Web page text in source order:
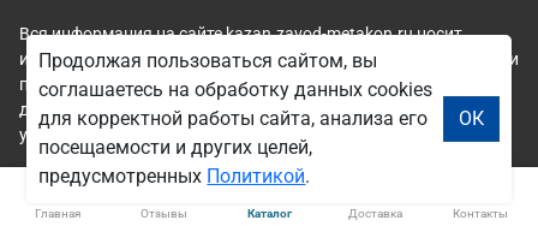
Вся информация на сайте kazan.zavod-metakon.ru носит
исключительно ознакомительный и справочный характер и ни
при каких условиях не является публичной офертой. Всю
дополнительную информацию можно узнать по телефонам
указанным на сайте.
Главная Отзывы Каталог Доставка Контакты
Продолжая пользоваться сайтом, вы
соглашаетесь на обработку данных cookies
для корректной работы сайта, анализа его
посещаемости и других целей,
предусмотренных Политикой.
ОК